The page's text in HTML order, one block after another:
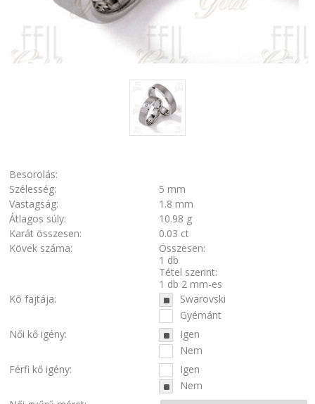
Besorolás:
Szélesség:
5 mm
Vastagság:
1.8 mm
Átlagos súly:
10.98 g
Karát összesen:
0.03 ct
Kövek száma:
Összesen:
1 db
Tétel szerint:
1 db 2 mm-es
Kõ fajtája:
Swarovski
Gyémánt
Női kő igény:
Igen
Nem
Férfi kő igény:
Igen
Nem